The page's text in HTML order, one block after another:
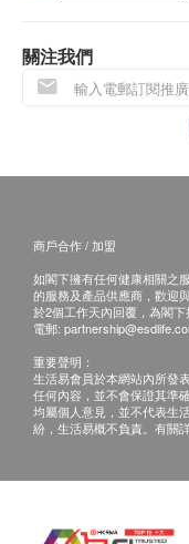
服務時間將會延
如商品已到達
有限公司可再
運費及行政費
單上的貨品，
受該訂單，並
客再作安排。
此產品為新鮮
產品之重量、
所改變，一切
此產品為新鮮
所有退款或換
1個工作天內按
關注我們
商戶合作 / 加盟
如閣下擁有任何健康相關之
的服務及產品供應商，歡迎
於2個工作天內回覆，為閣下
電郵:
重要聲明：
生活易會員於本網站內所發
任何內容，並不會保證其準
均屬個人意見，並不代表生
紛，生活易概不負責。有關